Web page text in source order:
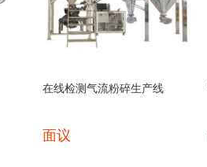
在线检测气流粉碎生产线
面议